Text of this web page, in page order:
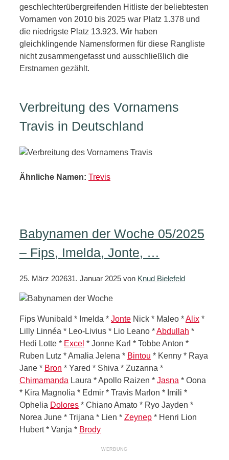
geschlechterübergreifenden Hitliste der beliebtesten
Vornamen von 2010 bis 2025 war Platz 1.378 und
die niedrigste Platz 13.923. Wir haben
gleichklingende Namensformen für diese Rangliste
nicht zusammengefasst und ausschließlich die
Erstnamen gezählt.
Verbreitung des Vornamens
Travis in Deutschland
Ähnliche Namen: Trevis
Babynamen der Woche 05/2025
– Fips, Imelda, Jonte, …
25. März 202631. Januar 2025 von Knud Bielefeld
Fips Wunibald * Imelda * Jonte Nick * Maleo *Alix *
Lilly Linnéa * Leo-Livius * Lio Leano *Abdullah *
Hedi Lotte * Excel * Jonne Karl * Tobbe Anton *
Ruben Lutz * Amalia Jelena * Bintou * Kenny * Raya
Jane * Bron * Yared * Shiva * Zuzanna *
Chimamanda Laura * Apollo Raizen * Jasna * Oona
* Kira Magnolia * Edmir * Travis Marlon * Imili *
Ophelia Dolores * Chiano Amato * Ryo Jayden *
Norea June * Trijana * Lien * Zeynep * Henri Lion
Hubert * Vanja * Brody